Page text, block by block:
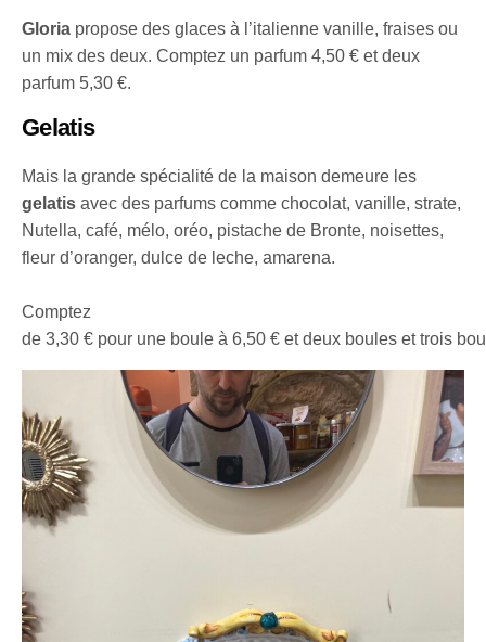
Gloria propose des glaces à l’italienne vanille, fraises ou
un mix des deux. Comptez un parfum 4,50 € et deux
parfum 5,30 €.
Gelatis
Mais la grande spécialité de la maison demeure les
gelatis avec des parfums comme chocolat, vanille, strate,
Nutella, café, mélo, oréo, pistache de Bronte, noisettes,
fleur d’oranger, dulce de leche, amarena.
Comptez
de 3,30 € pour une boule à 6,50 € et deux boules et trois